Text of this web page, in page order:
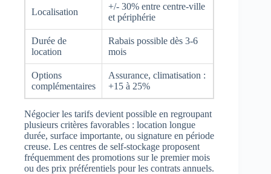
Localisation
+/- 30% entre centre-ville
et périphérie
Durée de
location
Rabais possible dès 3-6
mois
Options
complémentaires
Assurance, climatisation :
+15 à 25%
Négocier les tarifs devient possible en regroupant
plusieurs critères favorables : location longue
durée, surface importante, ou signature en période
creuse. Les centres de self-stockage proposent
fréquemment des promotions sur le premier mois
ou des prix préférentiels pour les contrats annuels.